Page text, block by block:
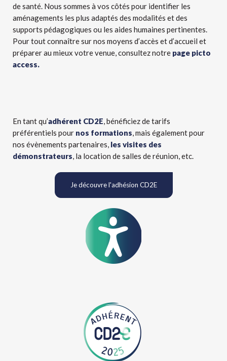
de santé. Nous sommes à vos côtés pour identifier les
aménagements les plus adaptés des modalités et des
supports pédagogiques ou les aides humaines pertinentes.
Pour tout connaître sur nos moyens d’accès et d’accueil et
préparer au mieux votre venue, consultez notre page picto
access.
En tant qu’adhérent CD2E, bénéficiez de tarifs
préférentiels pour nos formations, mais également pour
nos évènements partenaires, les visites des
démonstrateurs, la location de salles de réunion, etc.
Je découvre l'adhésion CD2E